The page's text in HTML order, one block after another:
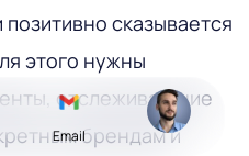
сказывается
этого нужны
отслеживающие
брендам и
Email